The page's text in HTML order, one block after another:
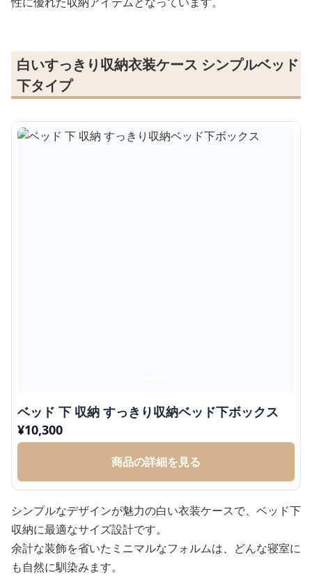
白いすっきり収納衣装ケース シンプルベッド
下タイプ
ベッド 下 収納 すっきり収納ベッド下ボックス
¥10,300
商品の詳細を見る
シンプルなデザインが魅力の白い衣装ケースで、ベッド下
収納に最適なサイズ設計です。
余計な装飾を省いたミニマルなフォルムは、どんな寝室に
も自然に馴染みます。